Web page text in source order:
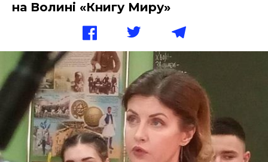
на Волині «Книгу Миру»